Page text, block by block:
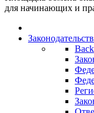
для начинающих и
Back